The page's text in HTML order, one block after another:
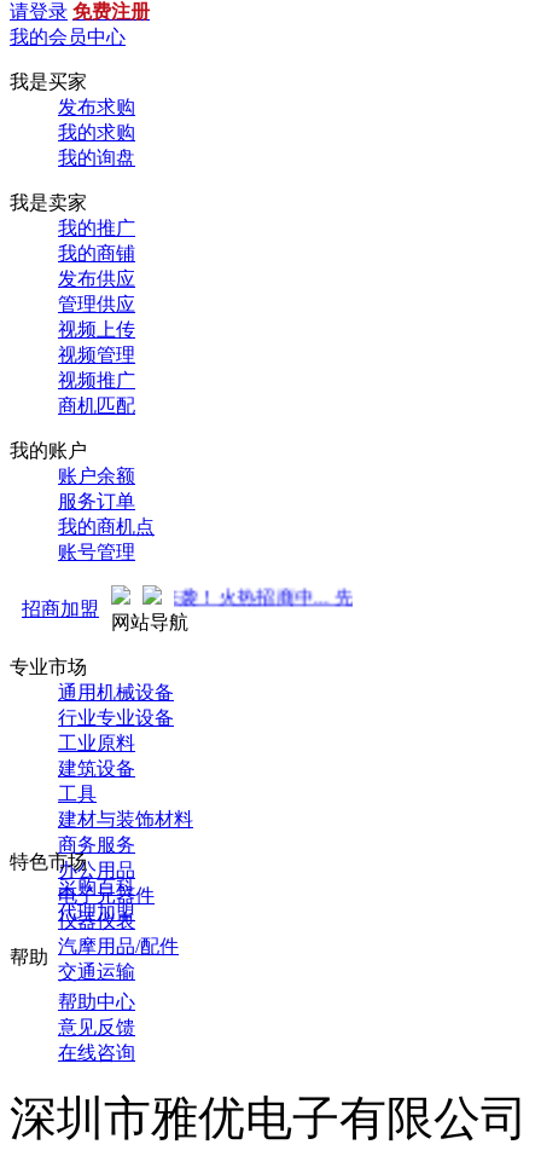
请登录 免费注册
我的会员中心
我是买家
发布求购
我的求购
我的询盘
我是卖家
我的推广
我的商铺
发布供应
管理供应
视频上传
视频管理
视频推广
商机匹配
我的账户
账户余额
服务订单
我的商机点
账号管理
招商加盟
推广 强势来袭！火热招商中... 先到先得 ！
网站导航
专业市场
通用机械设备
行业专业设备
工业原料
建筑设备
工具
建材与装饰材料
商务服务
办公用品
电子元器件
仪器仪表
汽摩用品/配件
交通运输
特色市场
采购百科
代理加盟
帮助
帮助中心
意见反馈
在线咨询
深圳市雅优电子有限公司